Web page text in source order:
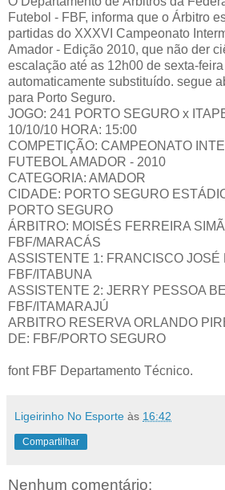
Futebol - FBF, informa que o Árbitro
partidas do XXXVI Campeonato
Amador - Edição 2010, que não der
escalação até as 12h00 de sexta-
automaticamente substituído. segue
para Porto Seguro.
JOGO: 241 PORTO SEGURO x
10/10/10 HORA: 15:00
COMPETIÇÃO: CAMPEONATO
FUTEBOL AMADOR - 2010
CATEGORIA: AMADOR
CIDADE: PORTO SEGURO
PORTO SEGURO
ÁRBITRO: MOISÉS FERREIRA
FBF/MARACÁS
ASSISTENTE 1: FRANCISCO JOSÉ
FBF/ITABUNA
ASSISTENTE 2: JERRY PESSOA
FBF/ITAMARAJÚ
ARBITRO RESERVA ORLANDO
DE: FBF/PORTO SEGURO
font FBF Departamento Técnico.
Ligeirinho No Esporte às 16:42
Compartilhar
Nenhum comentário: